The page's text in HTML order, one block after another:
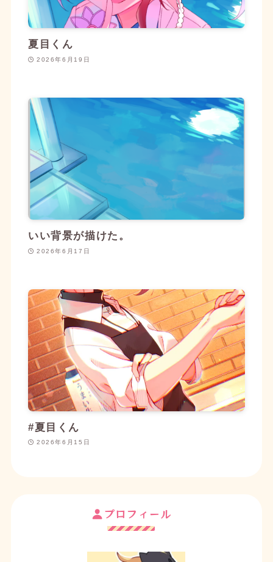
た。
2026/02/22
2026/02/13 イラスト
作品一覧
にあんさんぶるスターズ！イラストを3
枚追加しました。
2026/02/13
【質問回答】逆先夏目くんの魅力を語りたい
稿しました。
2026/02/04 ブログ
【新作イラスト】夏目くん、お誕生日おめでと
う！を投稿しました。
作品一覧にあんさんぶるスターズ！イラストを1
枚追加しました。
2025/12/09 ブログ
【新作イラストあり】最近登場した色々な夏目く
んについて語りたいを投稿しました。
2025/12/07 イラスト
作品一覧にオリジナルイラストを2枚追加しまし
イラスト
にあんさんぶるスターズ！イラストを2
夏目くん
2026年6月19日
いい背景が描けた。
2026年6月17日
#夏目くん
2026年6月15日
プロフィール